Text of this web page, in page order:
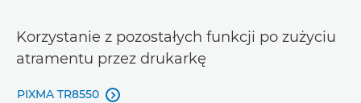
Korzystanie z pozostałych funkcji po zużyciu
atramentu przez drukarkę
PIXMA TR8550 